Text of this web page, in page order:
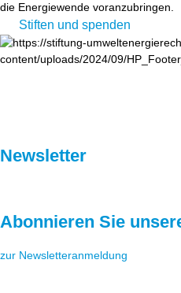
die Energiewende voranzubringen.
Stiften und spenden
Newsletter
Abonnieren Sie
zur Newsletteranmeldung